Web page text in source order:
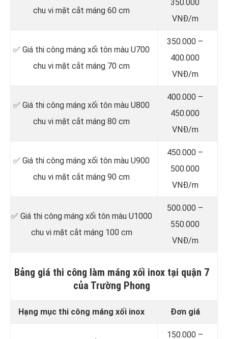
chu vi mặt cắt máng 60 cm
350.000
VNĐ/m
✅ Giá thi công máng xối tôn màu U700
chu vi mặt cắt máng 70 cm
350.000 –
400.000
VNĐ/m
✅ Giá thi công máng xối tôn màu U800
chu vi mặt cắt máng 80 cm
400.000 –
450.000
VNĐ/m
✅ Giá thi công máng xối tôn màu U900
chu vi mặt cắt máng 90 cm
450.000 –
500.000
VNĐ/m
✅ Giá thi công máng xối tôn màu U1000
chu vi mặt cắt máng 100 cm
500.000 –
550.000
VNĐ/m
Bảng giá thi công làm máng xối inox tại quận 7
của Trường Phong
Hạng mục thi công máng xối inox Đơn giá
150.000 –